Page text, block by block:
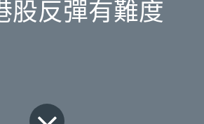
股反彈有難度